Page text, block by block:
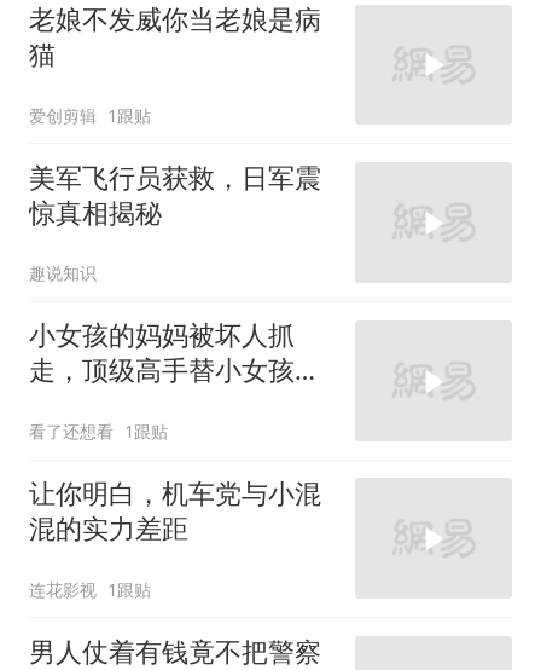
老娘不发威你当老娘是病
猫
爱创剪辑 1跟贴
美军飞行员获救，日军震
惊真相揭秘
趣说知识
小女孩的妈妈被坏人抓
走，顶级高手替小女孩讨
看了还想看 1跟贴
让你明白，机车党与小混
混的实力差距
连花影视 1跟贴
男人仗着有钱竟不把警察